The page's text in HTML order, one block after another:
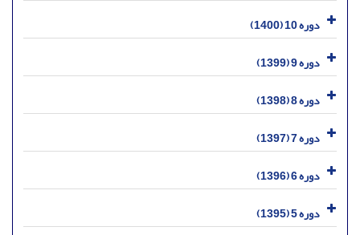
دوره 10 (1400)
دوره 9 (1399)
دوره 8 (1398)
دوره 7 (1397)
دوره 6 (1396)
دوره 5 (1395)